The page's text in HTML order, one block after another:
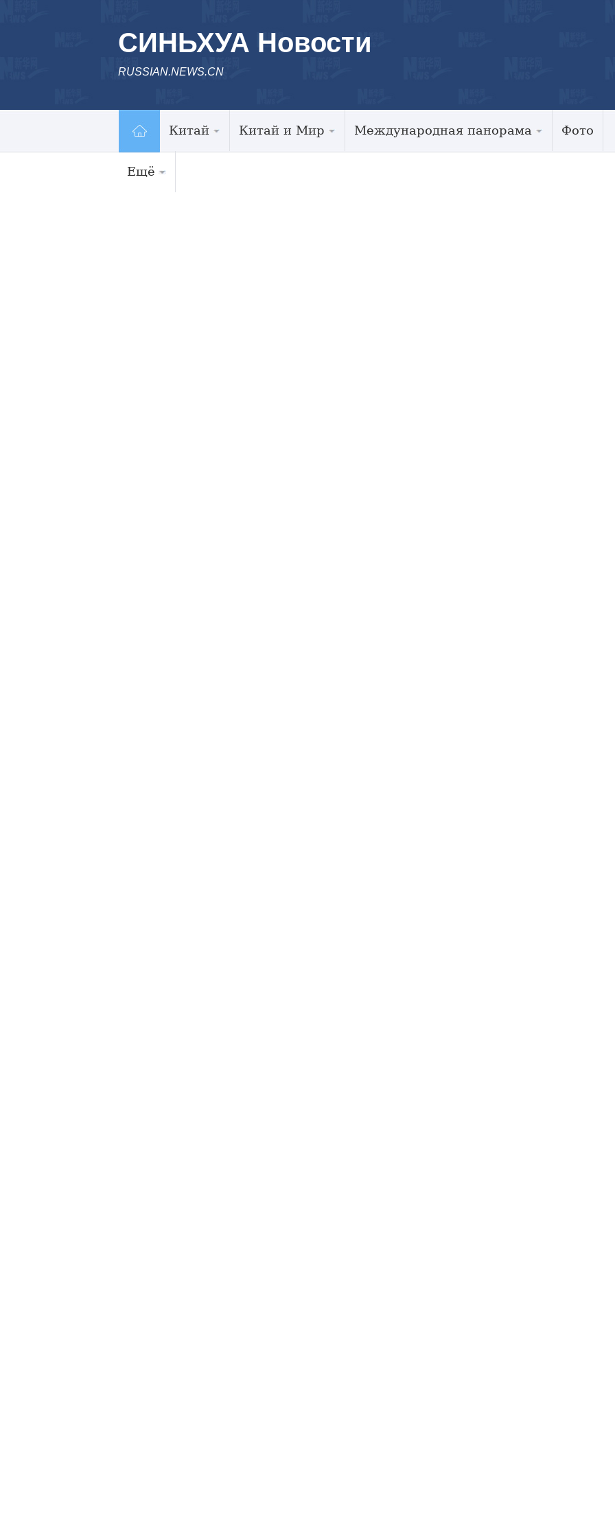
СИНЬХУА Новости
RUSSIAN.NEWS.CN
Китай Китай и Мир Международная панорама Фото
Ещё